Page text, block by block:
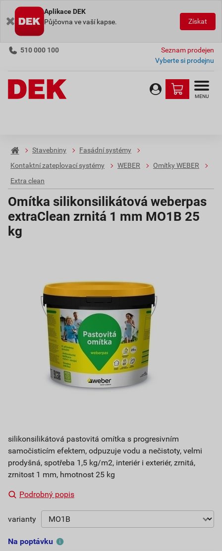
Aplikace DEK
Půjčovna ve vaší kapse.
Získat
510 000 100
Seznam prodejen
Vyberte si prodejnu
MENU
Stavebniny
Fasádní systémy
Kontaktní zateplovací systémy
WEBER
Omítky WEBER
Extra clean
Omítka silikonsilikátová weberpas
extraClean zrnitá 1 mm MO1B 25
kg
silikonsilikátová pastovitá omítka s progresivním
samočisticím efektem, odpuzuje vodu a nečistoty, velmi
prodyšná, spotřeba 1,5 kg/m2, interiér i exteriér, zrnitá,
zrnitost 1 mm, hmotnost 25 kg
Podrobný popis
varianty
Na poptávku